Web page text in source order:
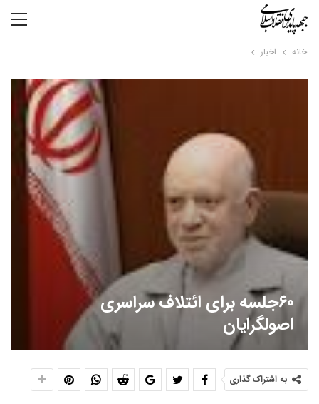
خانه اخبار
۶۰جلسه برای ائتلاف سراسری
اصولگرایان
به اشتراک گذاری